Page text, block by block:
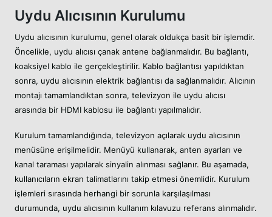
Uydu Alıcısının Kurulumu
Uydu alıcısının kurulumu, genel olarak oldukça basit bir işlemdir.
Öncelikle, uydu alıcısı çanak antene bağlanmalıdır. Bu bağlantı,
koaksiyel kablo ile gerçekleştirilir. Kablo bağlantısı yapıldıktan
sonra, uydu alıcısının elektrik bağlantısı da sağlanmalıdır. Alıcının
montajı tamamlandıktan sonra, televizyon ile uydu alıcısı
arasında bir HDMI kablosu ile bağlantı yapılmalıdır.
Kurulum tamamlandığında, televizyon açılarak uydu alıcısının
menüsüne erişilmelidir. Menüyü kullanarak, anten ayarları ve
kanal taraması yapılarak sinyalin alınması sağlanır. Bu aşamada,
kullanıcıların ekran talimatlarını takip etmesi önemlidir. Kurulum
işlemleri sırasında herhangi bir sorunla karşılaşılması
durumunda, uydu alıcısının kullanım kılavuzu referans alınmalıdır.